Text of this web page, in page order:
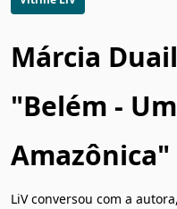
Márcia
"Belém -
Amazônica"
LiV conversou com a